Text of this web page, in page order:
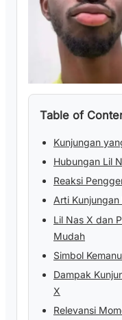
Table of
Kunjungan
Hubungan Lil
Reaksi
Arti
Lil Nas X dan
Mudah
Simbol
Dampak
X
Relevansi